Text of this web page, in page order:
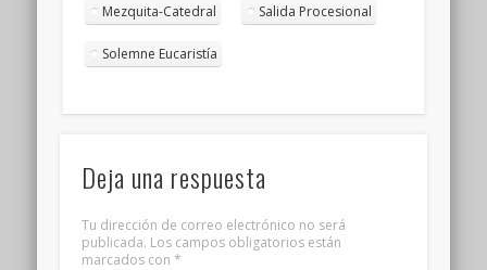
Mezquita-Catedral Salida Procesional
Solemne Eucaristía
Deja una respuesta
Tu dirección de correo electrónico no será
publicada. Los campos obligatorios están
marcados con *